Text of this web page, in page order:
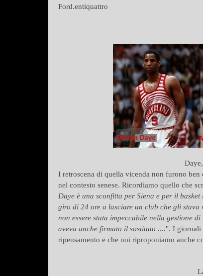
Ford.entiquattro
I retroscena di quella vicenda non furono ben
nel contesto senese. Ricordiamo quello che
Daye è una sconfitta per Siena e per il
giro di 24 ore a lasciare un club che gli
non essere stata impeccabile nella gestione
aveva anche firmato il sostituto ....". I giornali
ripensamento e che noi riproponiamo anche